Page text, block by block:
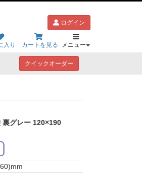
ログイン
入り カートを見る メニュー
クイックオーダー
裏グレー 120×190